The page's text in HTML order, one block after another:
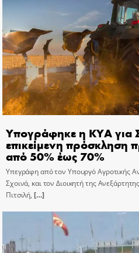
Υπογράφηκε η ΚΥΑ για
επικείμενη πρόσκληση
από 50% έως 70%
Υπεγράφη από τον Υπουργό Αγροτικής
Σχοινά, και τον Διοικητή της
Πιτσιλή, […]